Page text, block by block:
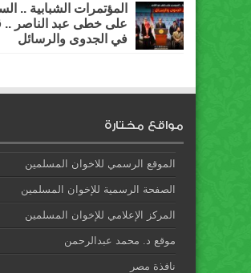
المؤتمرات الشبابية ..
على خطى عبد الناصر ..
في الجدوى والرسائل
مواقع مختارة
الموقع الرسمي للاخوان المسلمين
الصفحة الرسمية للإخوان المسلمين
المركز الإعلامي للإخوان المسلمين
موقع د. محمد عبدالرحمن
نافذة مصر